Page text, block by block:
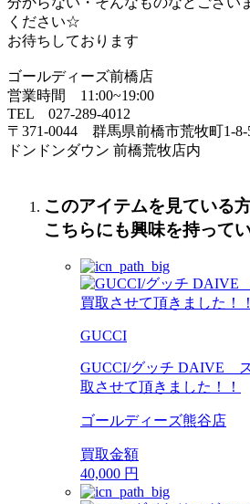
ください☆
お待ちしております
ゴールディーズ前橋店
営業時間 11:00~19:00
TEL 027-289-4012
〒371-0044 群馬県前橋市荒牧町1-8-
ドンドンダウン 前橋荒牧店内
このアイテムを見ている
こちらにも興味を持って
GUCCI
GUCCI/グッチ DAIVE
取させて頂きました！！
ゴールディーズ熊谷店
買取金額
40,000 円